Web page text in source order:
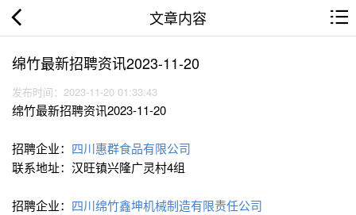
文章内容
绵竹最新招聘资讯2023-11-20
发布时间：2023-11-20 01:33:43
绵竹最新招聘资讯2023-11-20
招聘企业： 四川惠群食品有限公司
联系地址：汉旺镇兴隆广灵村4组
招聘企业： 四川绵竹鑫坤机械制造有限责任公司